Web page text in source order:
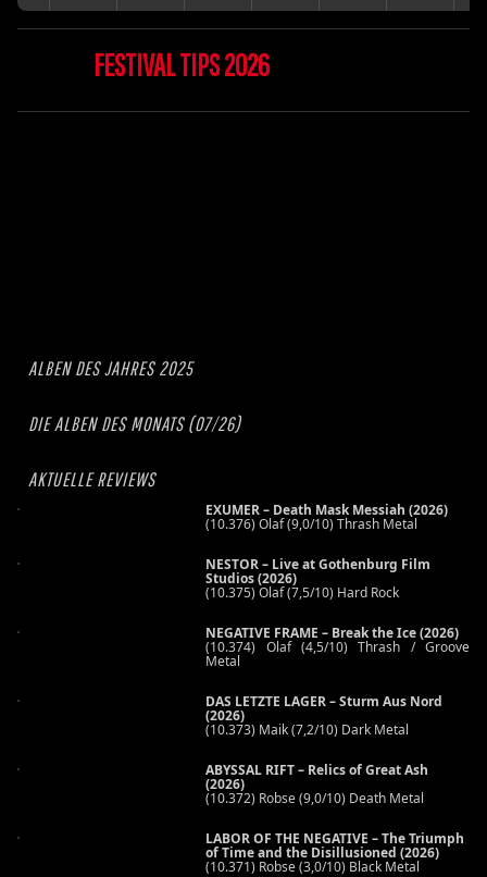
ALBEN DES JAHRES 2025
DIE ALBEN DES MONATS (07/26)
AKTUELLE REVIEWS
EXUMER – Death Mask Messiah (2026)
(10.376) Olaf (9,0/10) Thrash Metal
NESTOR – Live at Gothenburg Film
Studios (2026)
(10.375) Olaf (7,5/10) Hard Rock
NEGATIVE FRAME – Break the Ice (2026)
(10.374) Olaf (4,5/10) Thrash / Groove
Metal
DAS LETZTE LAGER – Sturm Aus Nord
(2026)
(10.373) Maik (7,2/10) Dark Metal
ABYSSAL RIFT – Relics of Great Ash
(2026)
(10.372) Robse (9,0/10) Death Metal
LABOR OF THE NEGATIVE – The Triumph
of Time and the Disillusioned (2026)
(10.371) Robse (3,0/10) Black Metal
FESTIVAL TIPS 2026